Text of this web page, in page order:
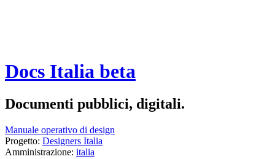
Docs Italia beta
Documenti pubblici, digitali.
Manuale operativo di design
Progetto: Designers Italia
Amministrazione: italia